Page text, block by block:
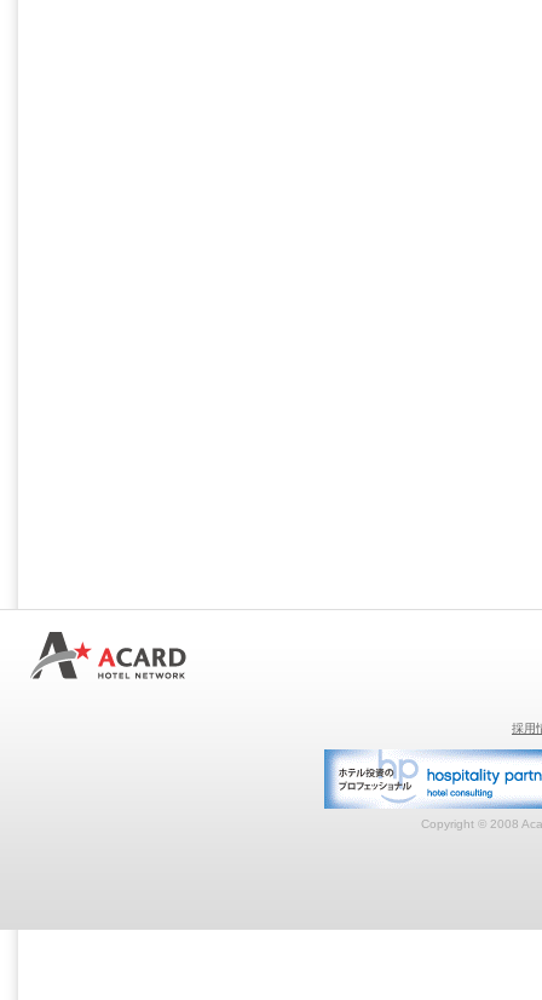
採用
Copyright © 2008